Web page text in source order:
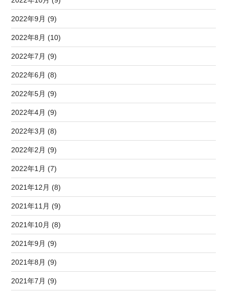
2022年9月 (9)
2022年8月 (10)
2022年7月 (9)
2022年6月 (8)
2022年5月 (9)
2022年4月 (9)
2022年3月 (8)
2022年2月 (9)
2022年1月 (7)
2021年12月 (8)
2021年11月 (9)
2021年10月 (8)
2021年9月 (9)
2021年8月 (9)
2021年7月 (9)